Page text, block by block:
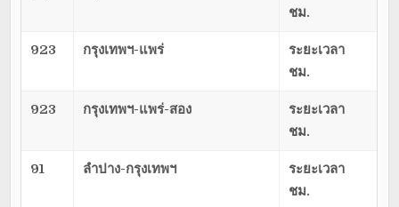
ชม.
923 กรุงเทพฯ-แพร่
ระยะเวลา
ชม.
923 กรุงเทพฯ-แพร่-สอง
ระยะเวลา
ชม.
91 ลำปาง-กรุงเทพฯ
ระยะเวลา
ชม.